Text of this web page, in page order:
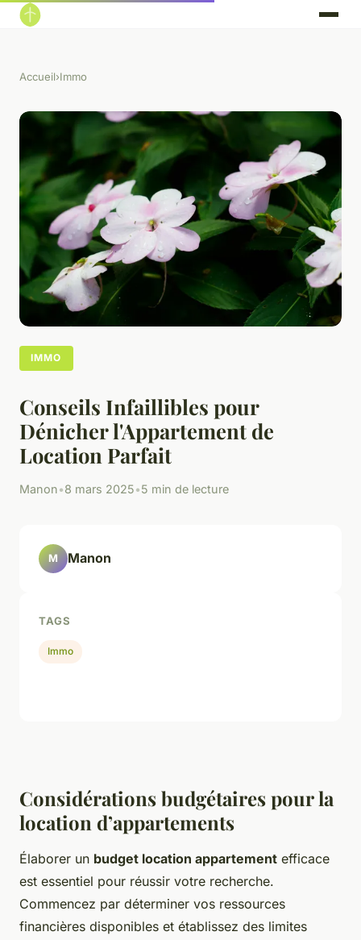
Accueil›Immo
IMMO
Conseils Infaillibles pour
Dénicher l'Appartement de
Location Parfait
Manon•8 mars 2025•5 min de lecture
Considérations budgétaires pour la
location d’appartements
Élaborer un budget location appartement efficace
est essentiel pour réussir votre recherche.
Commencez par déterminer vos ressources
financières disponibles et établissez des limites
M Manon
TAGS
Immo